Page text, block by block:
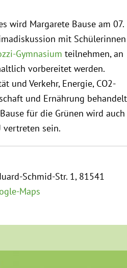
wird Margarete Bause am 07.
mit Schülerinnen
Gymnasium teilnehmen, an
vorbereitet werden.
und Verkehr, Energie, CO2-
und Ernährung behandelt
für die Grünen wird auch
vertreten sein.
Schmid-Str. 1 81541
Maps